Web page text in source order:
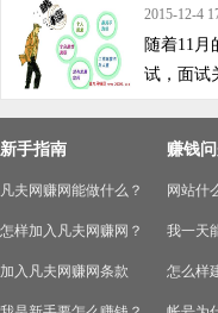
2015-12-
随着11
试，面试
新手指南
凡夫网赚网能做什么？
怎样加入凡夫网赚网？
加入凡夫网赚网条款
赚钱
网站什
我一天
怎么样